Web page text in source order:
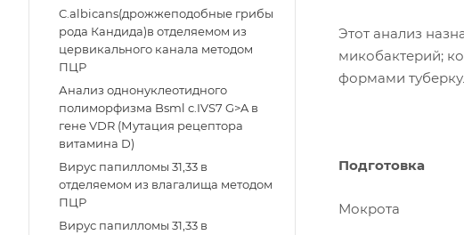
Этот анализ
микобактерий;
формами
Подготовка
Мокрота
C.albicans(дрожжеподобные грибы
рода Кандида)в отделяемом из
цервикального канала методом
ПЦР
Анализ однонуклеотидного
полиморфизма Bsml c.IVS7 G>A в
гене VDR (Мутация рецептора
витамина D)
Вирус папилломы 31,33 в
отделяемом из влагалища методом
ПЦР
Вирус папилломы 31,33 в